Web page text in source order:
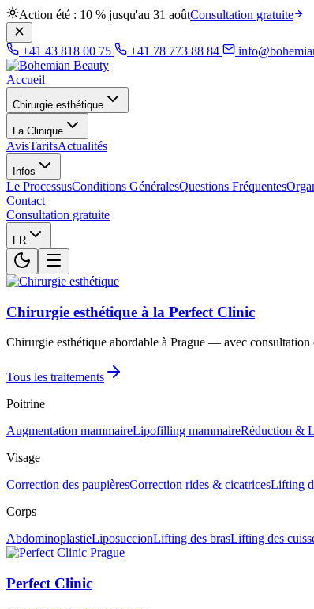
Action été : 10 % jusqu'au 31 aoûtConsultation gratuite
+41 43 818 00 75 +41 78 773 88 84
Accueil
Chirurgie esthétique
La Clinique
AvisTarifsActualités
Infos
Le ProcessusConditions GénéralesQuestions Fréquentes
Contact
Consultation gratuite
FR
Chirurgie esthétique à la Perfect Clinic
Chirurgie esthétique abordable à Prague — avec consultation
Tous les traitements
Poitrine
Augmentation mammaireLipofilling mammaireRéduction &
Visage
Correction des paupièresCorrection rides & cicatricesLifting
Corps
AbdominoplastieLiposuccionLifting des brasLifting des
Perfect Clinic